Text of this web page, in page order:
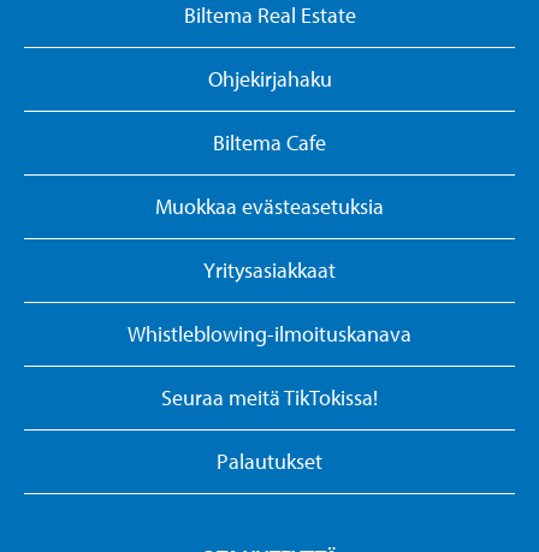
Biltema Real Estate
Ohjekirjahaku
Biltema Cafe
Muokkaa evästeasetuksia
Yritysasiakkaat
Whistleblowing-ilmoituskanava
Seuraa meitä TikTokissa!
Palautukset